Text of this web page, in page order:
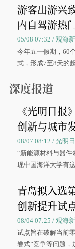
游客出游兴
内自驾游热
05/08 07:32 / 观海
今年五一假期，60
式，形成7至8天的
深度报道
《光明日报
创新与城市
08/07 08:12 / 光明
“新能源材料与器
现中国海洋大学有
大学材料科学与工
青岛拟入选
创新提升试
08/04 07:25 / 观海
试点旨在破解当前
卷式”竞争等问题